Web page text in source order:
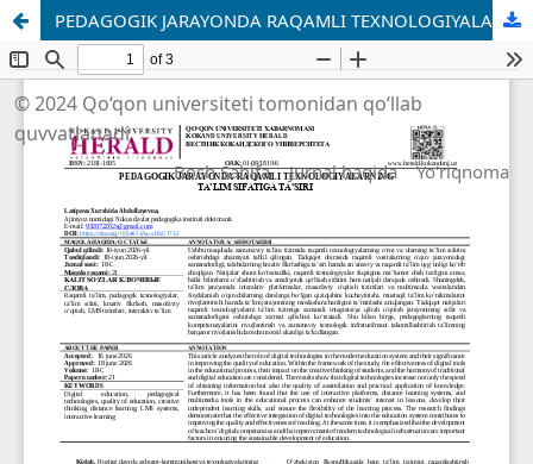
PEDAGOGIK JARAYONDA RAQAMLI TEXNOLOGIYALARNING TA’LIM SIFATIGA TA’SIRI
© 2024 Qo‘qon universiteti tomonidan qo‘llab
quvvatlanadi
Bosh Sahifa Jurnal haqida Yo'riqnoma